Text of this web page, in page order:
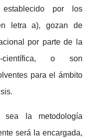
por los
letra a), gozan de
por parte de la
científica, o son
para el ámbito
la metodología
será la encargada,